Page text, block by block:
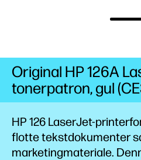
HP 126 LaserJet-
flotte tekstdokumenter
marketingmateriale.
Original HP 126A
tonerpatron, gul